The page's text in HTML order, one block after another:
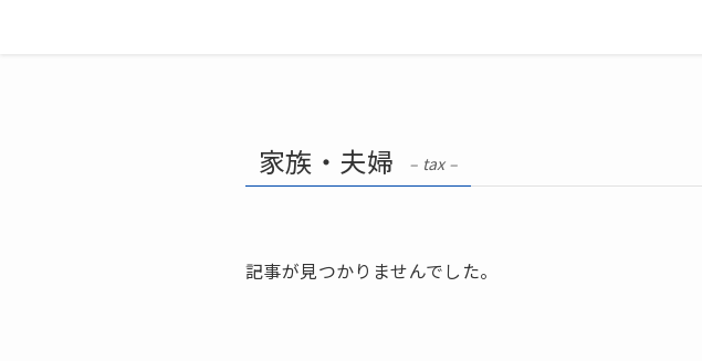
家族・夫婦 – tax –
記事が見つかりませんでした。